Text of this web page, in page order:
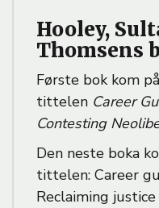
Hooley,
Thomsens
Første bok kom
tittelen Career
Contesting
Den neste boka
tittelen: Career
Reclaiming